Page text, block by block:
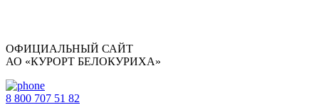
ОФИЦИАЛЬНЫЙ САЙТ
АО «КУРОРТ БЕЛОКУРИХА»
8 800 707 51 82